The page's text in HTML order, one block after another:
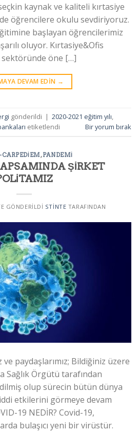
kaynak ve kaliteli kırtasiye
öğrencilere okulu sevdiriyoruz.
başlayan öğrencilerimiz
oluyor. Kırtasiye&Ofis
öne […]
DEVAM EDIN →
gönderildi | 2020-2021 eğitim yılı,
etiketlendi Bir yorum bırak
CARPEDIEM ,PANDEMI
ŞİRKET
GÖNDERILDI STINTE TARAFINDAN
paydaşlarımız; Bildiğiniz üzere
Sağlık Örgütü tarafından
olup sürecin bütün dünya
etkilerini görmeye devam
19 NEDİR? Covid-19,
bulaşıcı yeni bir virüstür.